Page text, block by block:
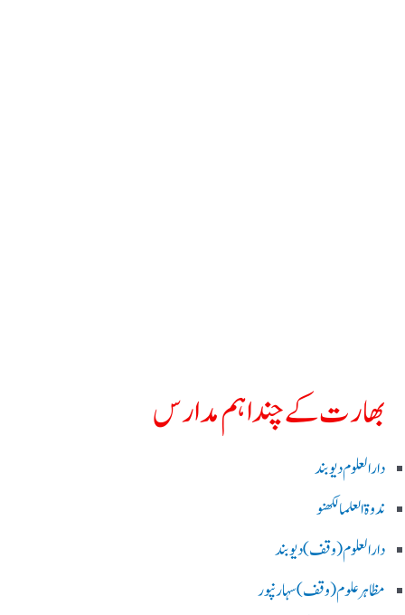
بھارت کے چند اہم مدارس
دارالعلوم دیوبند
ندوۃالعلما لکھنو
دارالعلوم (وقف)دیوبند
مظاہرعلوم (وقف)سہارنپور